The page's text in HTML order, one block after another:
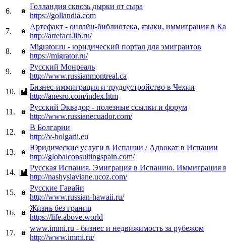
6.
Голландия сквозь дырки от сыра
https://gollandia.com
7.
Артефакт - онлайн-библиотека, языки, иммиграция в
http://artefact.lib.ru/
8.
Migrator.ru - юридический портал для эмигрантов
https://migrator.ru/
9.
Русский Монреаль
http://www.russianmontreal.ca
10.
Бизнес-иммиграция и трудоустройство в Чехии
http://anesro.com/index.htm
11.
Русский Эквадор - полезные ссылки и форум
http://www.russianecuador.com/
12.
В Болгарии
http://v-bolgarii.eu
13.
Юридические услуги в Испании / Адвокат в Испании
http://globalconsultingspain.com/
14.
Русская Испания. Эмиграция в Испанию. Иммиграция
http://nashyslaviane.ucoz.com/
15.
Русские Гавайи
http://www.russian-hawaii.ru/
16.
Жизнь без границ
https://life.above.world
17.
www.immi.ru - бизнес и недвижимость за рубежом
http://www.immi.ru/